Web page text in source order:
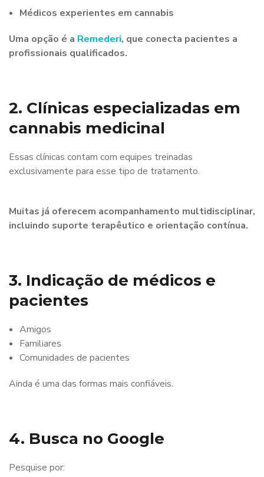
Médicos experientes em cannabis
Uma opção é a Remederi, que conecta pacientes a
profissionais qualificados.
2. Clínicas especializadas em
cannabis medicinal
Essas clínicas contam com equipes treinadas
exclusivamente para esse tipo de tratamento.
Muitas já oferecem acompanhamento multidisciplinar,
incluindo suporte terapêutico e orientação contínua.
3. Indicação de médicos e
pacientes
Amigos
Familiares
Comunidades de pacientes
Ainda é uma das formas mais confiáveis.
4. Busca no Google
Pesquise por: